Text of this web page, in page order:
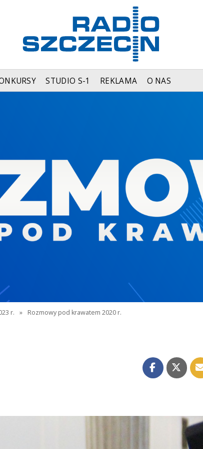
STUDIO S-1 REKLAMA O NAS
r. » Rozmowy pod krawatem 2020 r.